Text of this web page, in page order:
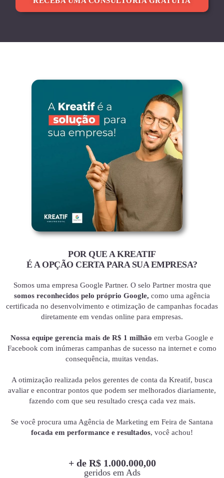
POR QUE A KREATIF
É A OPÇÃO CERTA PARA SUA EMPRESA?
Somos uma empresa Google Partner. O selo Partner mostra que
somos reconhecidos pelo próprio Google, como uma agência
certificada no desenvolvimento e otimização de campanhas focadas
diretamente em vendas online para empresas.
Nossa equipe gerencia mais de R$ 1 milhão em verba Google e
Facebook com inúmeras campanhas de sucesso na internet e como
consequência, muitas vendas.
A otimização realizada pelos gerentes de conta da Kreatif, busca
avaliar e encontrar pontos que podem ser melhorados diariamente,
fazendo com que seu resultado cresça cada vez mais.
Se você procura uma Agência de Marketing em Feira de Santana
focada em performance e resultados, você achou!
+ de R$ 1.000.000,00
geridos em Ads